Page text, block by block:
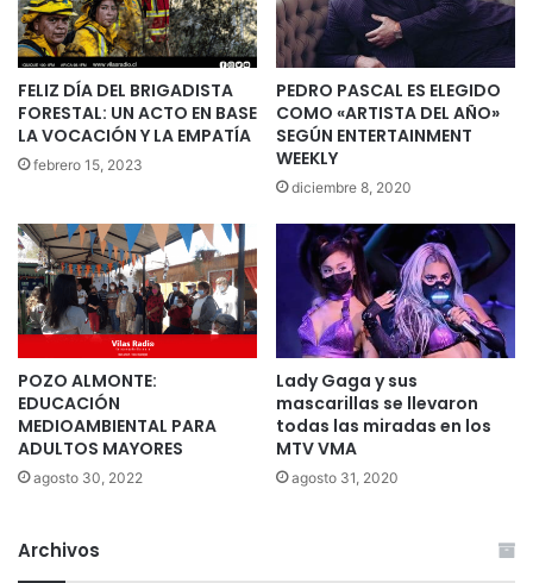
FELIZ DÍA DEL BRIGADISTA
FORESTAL: UN ACTO EN BASE
LA VOCACIÓN Y LA EMPATÍA
febrero 15, 2023
PEDRO PASCAL ES ELEGIDO
COMO «ARTISTA DEL AÑO»
SEGÚN ENTERTAINMENT
WEEKLY
diciembre 8, 2020
POZO ALMONTE:
EDUCACIÓN
MEDIOAMBIENTAL PARA
ADULTOS MAYORES
agosto 30, 2022
Lady Gaga y sus
mascarillas se llevaron
todas las miradas en los
MTV VMA
agosto 31, 2020
Archivos